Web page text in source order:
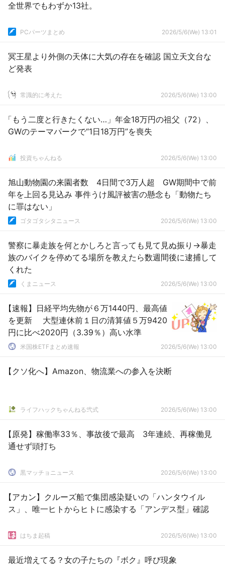
全世界でもわずか13社。
PCパーツまとめ 2026/5/6(We) 13:01
冥王星より外側の天体に大気の存在を確認 国立天文台な
ど発表
常識的に考えた 2026/5/6(We) 13:00
「もう二度と行きたくない…」年金18万円の祖父（72）、
GWのテーマパークで“1日18万円”を喪失
投資ちゃんねる 2026/5/6(We) 13:00
旭山動物園の来園者数 4日間で3万人超 GW期間中で前
年を上回る見込み 事件うけ風評被害の懸念も「動物たち
に罪はない」
ゴタゴタシタニュース 2026/5/6(We) 13:00
警察に暴走族を何とかしろと言っても見て見ぬ振り→暴走
族のバイクを停めてる場所を教えたら数週間後に逮捕して
くれた
くまニュース 2026/5/6(We) 13:00
【速報】日経平均先物が６万1440円、最高値
を更新 大型連休前１日の清算値５万9420
円に比べ2020円（3.39％）高い水準
米国株ETFまとめ速報 2026/5/6(We) 13:00
【クソ化へ】Amazon、物流業への参入を決断
ライフハックちゃんねる弐式 2026/5/6(We) 13:00
【原発】稼働率33％、事故後で最高 3年連続、再稼働見
通せず頭打ち
黒マッチョニュース 2026/5/6(We) 13:00
【アカン】クルーズ船で集団感染疑いの「ハンタウイル
ス」、唯一ヒトからヒトに感染する「アンデス型」確認
はちま起稿 2026/5/6(We) 13:00
最近増えてる？女の子たちの『ボク』呼び現象